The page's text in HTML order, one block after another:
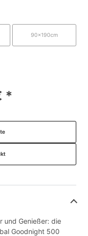
90x190cm
*
und Genießer: die
Goodnight 500